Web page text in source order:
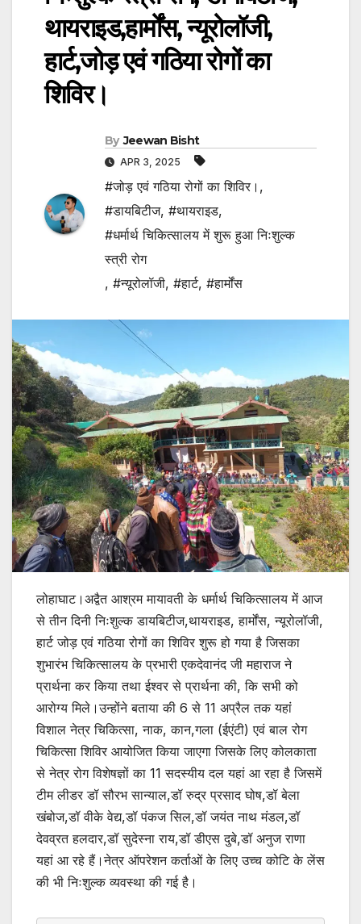
थायराइड,हार्मोंस, न्यूरोलॉजी,
हार्ट,जोड़ एवं गठिया रोगों का
शिविर।
By Jeewan Bisht
APR 3, 2025
#जोड़ एवं गठिया रोगों का शिविर। ,
#डायबिटीज, #थायराइड,
#धर्मार्थ चिकित्सालय में शुरू हुआ निःशुल्क
स्त्री रोग
, #न्यूरोलॉजी, #हार्ट, #हार्मोंस
लोहाघाट।अद्वैत आश्रम मायावती के धर्मार्थ चिकित्सालय में आज
से तीन दिनी निःशुल्क डायबिटीज,थायराइड, हार्मोंस, न्यूरोलॉजी,
हार्ट जोड़ एवं गठिया रोगों का शिविर शुरू हो गया है जिसका
शुभारंभ चिकित्सालय के प्रभारी एकदेवानंद जी महाराज ने
प्रार्थना कर किया तथा ईश्वर से प्रार्थना की, कि सभी को
आरोग्य मिले।उन्होंने बताया की 6 से 11 अप्रैल तक यहां
विशाल नेत्र चिकित्सा, नाक, कान,गला (ईएंटी) एवं बाल रोग
चिकित्सा शिविर आयोजित किया जाएगा जिसके लिए कोलकाता
से नेत्र रोग विशेषज्ञों का 11 सदस्यीय दल यहां आ रहा है जिसमें
टीम लीडर डॉ सौरभ सान्याल,डॉ रुद्र प्रसाद घोष,डॉ बेला
खंबोज,डॉ वीके वेद्य,डॉ पंकज सिल,डॉ जयंत नाथ मंडल,डॉ
देवव्रत हलदार,डॉ सुदेस्ना राय,डॉ डीएस दुबे,डॉ अनुज राणा
यहां आ रहे हैं।नेत्र ऑपरेशन कर्ताओं के लिए उच्च कोटि के लेंस
की भी निःशुल्क व्यवस्था की गई है।